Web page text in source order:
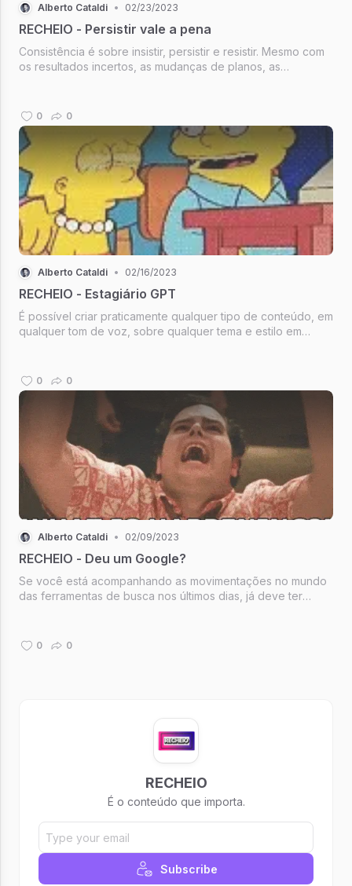
Alberto Cataldi • 02/23/2023
RECHEIO - Persistir vale a pena
Consistência é sobre insistir, persistir e resistir. Mesmo com
os resultados incertos, as mudanças de planos, as
de algoritmo e a dúvida se o q
0 0
Alberto Cataldi • 02/16/2023
RECHEIO - Estagiário GPT
É possível criar praticamente qualquer tipo de conteúdo, em
qualquer tom de voz, sobre qualquer tema e estilo em
rico.0 0
Alberto Cataldi • 02/09/2023
RECHEIO - Deu um Google?
Se você está acompanhando as movimentações no mundo
das ferramentas de busca nos últimos dias, já deve ter
vai ficar a minha audiência orgâ
0 0
RECHEIO
É o conteúdo que importa.
Subscribe